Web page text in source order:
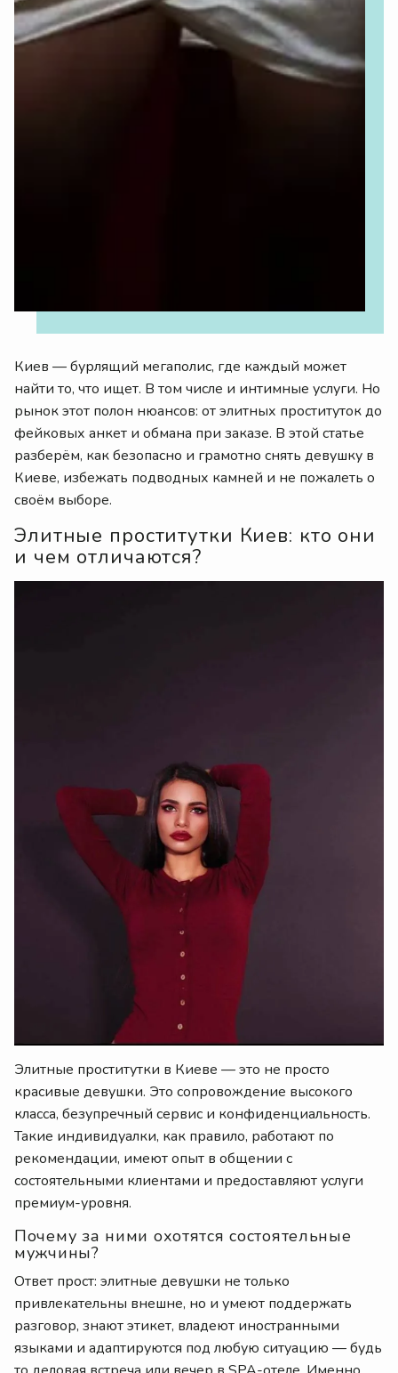
Киев — бурлящий мегаполис, где каждый может
найти то, что ищет. В том числе и интимные услуги. Но
рынок этот полон нюансов: от элитных проституток до
фейковых анкет и обмана при заказе. В этой статье
разберём, как безопасно и грамотно снять девушку в
Киеве, избежать подводных камней и не пожалеть о
своём выборе.
Элитные проститутки Киев: кто они
и чем отличаются?
Элитные проститутки в Киеве — это не просто
красивые девушки. Это сопровождение высокого
класса, безупречный сервис и конфиденциальность.
Такие индивидуалки, как правило, работают по
рекомендации, имеют опыт в общении с
состоятельными клиентами и предоставляют услуги
премиум-уровня.
Почему за ними охотятся состоятельные
мужчины?
Ответ прост: элитные девушки не только
привлекательны внешне, но и умеют поддержать
разговор, знают этикет, владеют иностранными
языками и адаптируются под любую ситуацию — будь